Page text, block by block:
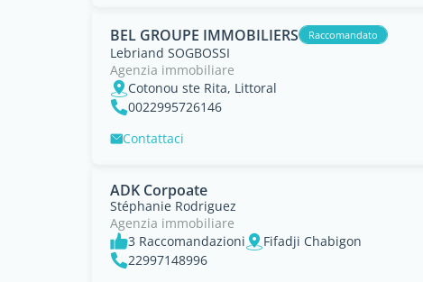
BEL GROUPE IMMOBILIERS Raccomandato
Lebriand SOGBOSSI
Agenzia immobiliare
Cotonou ste Rita, Littoral
0022995726146
Contattaci
ADK Corpoate
Stéphanie Rodriguez
Agenzia immobiliare
3 Raccomandazioni
Fifadji Chabigon
22997148996